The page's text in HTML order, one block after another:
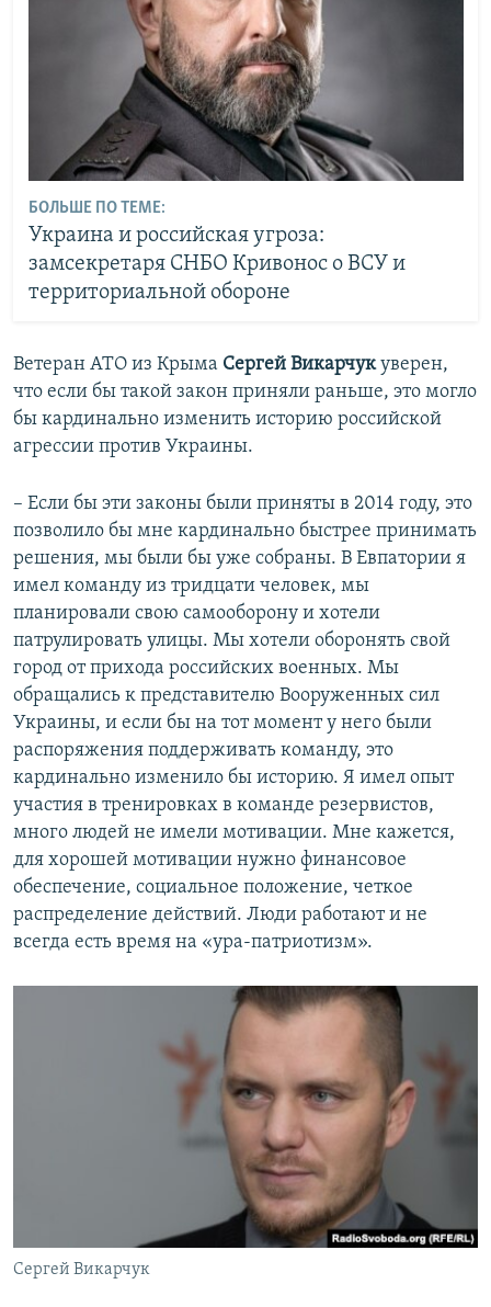
БОЛЬШЕ ПО ТЕМЕ:
Украина и российская угроза:
замсекретаря СНБО Кривонос о ВСУ и
территориальной обороне
Ветеран АТО из Крыма Сергей Викарчукуверен,
что если бы такой закон приняли раньше, это могло
бы кардинально изменить историю российской
агрессии против Украины.
– Если бы эти законы были приняты в 2014 году, это
позволило бы мне кардинально быстрее принимать
решения, мы были бы уже собраны. В Евпатории я
имел команду из тридцати человек, мы
планировали свою самооборону и хотели
патрулировать улицы. Мы хотели оборонять свой
город от прихода российских военных. Мы
обращались к представителю Вооруженных сил
Украины, и если бы на тот момент у него были
распоряжения поддерживать команду, это
кардинально изменило бы историю. Я имел опыт
участия в тренировках в команде резервистов,
много людей не имели мотивации. Мне кажется,
для хорошей мотивации нужно финансовое
обеспечение, социальное положение, четкое
распределение действий. Люди работают и не
всегда есть время на «ура-патриотизм».
Сергей Викарчук